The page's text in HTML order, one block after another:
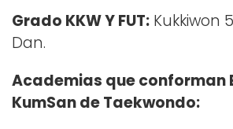
Grado KKW Y FUT: Kukkiwon
Dan.
Academias que conforman
KumSan de Taekwondo: